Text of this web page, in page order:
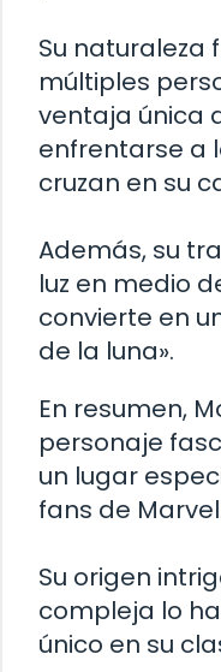
Su naturaleza
múltiples
ventaja única
enfrentarse a
cruzan en su
Además, su
luz en medio
convierte en
de la luna».
En resumen,
personaje
un lugar
fans de
Su origen
compleja lo
único en su